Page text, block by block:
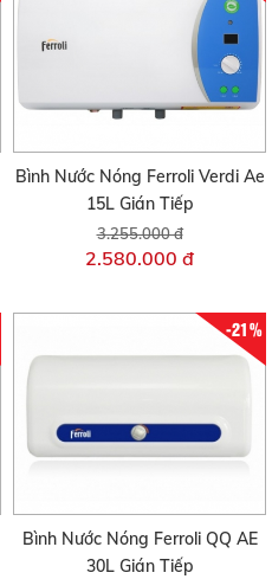
Bình Nước Nóng Ferroli Verdi Ae
15L Gián Tiếp
3.255.000 đ
2.580.000 đ
-21%
Bình Nước Nóng Ferroli QQ AE
30L Gián Tiếp